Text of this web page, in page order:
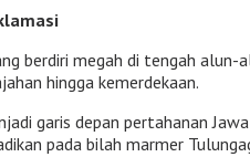
berdiri megah di tengah
hingga kemerdekaan.
garis depan pertahanan
pada bilah marmer